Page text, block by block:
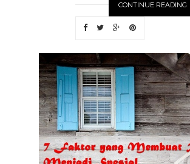
CONTINUE READING